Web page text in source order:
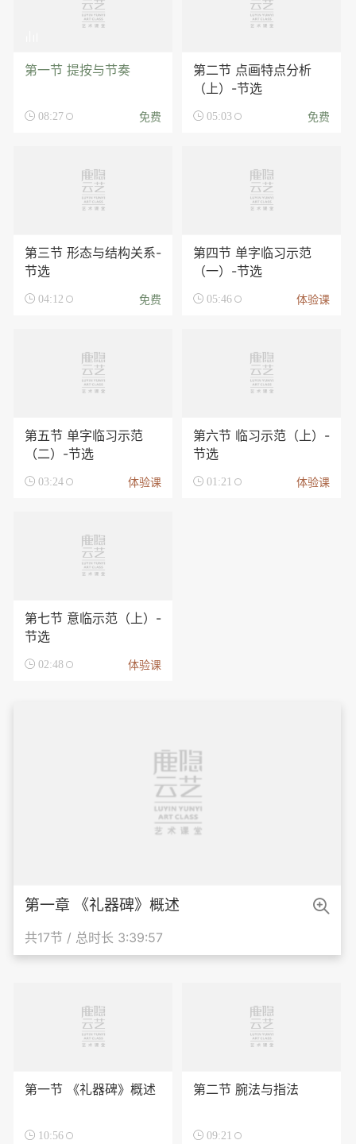
第一节 提按与节奏
 08:27 免费
第二节 点画特点分析
（上）-节选
 05:03 免费
第三节 形态与结构关系-
节选
 04:12 免费
第四节 单字临习示范
（一）-节选
 05:46 体验课
第五节 单字临习示范
（二）-节选
 03:24 体验课
第六节 临习示范（上）-
节选
 01:21 体验课
第七节 意临示范（上）-
节选
 02:48 体验课
第一章 《礼器碑》概述
共17节 / 总时长 3:39:57

第一节 《礼器碑》概述
 10:56
第二节 腕法与指法
 09:21